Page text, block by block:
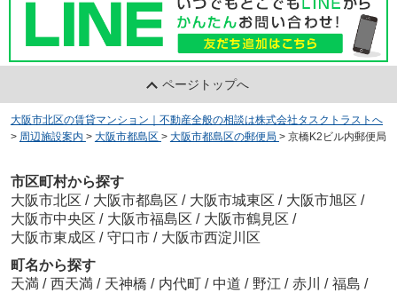
ページトップへ
大阪市北区の賃貸マンション｜不動産全般の相談は株式会社タスクトラストへ
> 周辺施設案内 > 大阪市都島区 > 大阪市都島区の郵便局 > 京橋K2ビル内郵便局
市区町村から探す
大阪市北区 / 大阪市都島区 / 大阪市城東区 / 大阪市旭区 /
大阪市中央区 / 大阪市福島区 / 大阪市鶴見区 /
大阪市東成区 / 守口市 / 大阪市西淀川区
町名から探す
天満 / 西天満 / 天神橋 / 内代町 / 中道 / 野江 / 赤川 / 福島 /